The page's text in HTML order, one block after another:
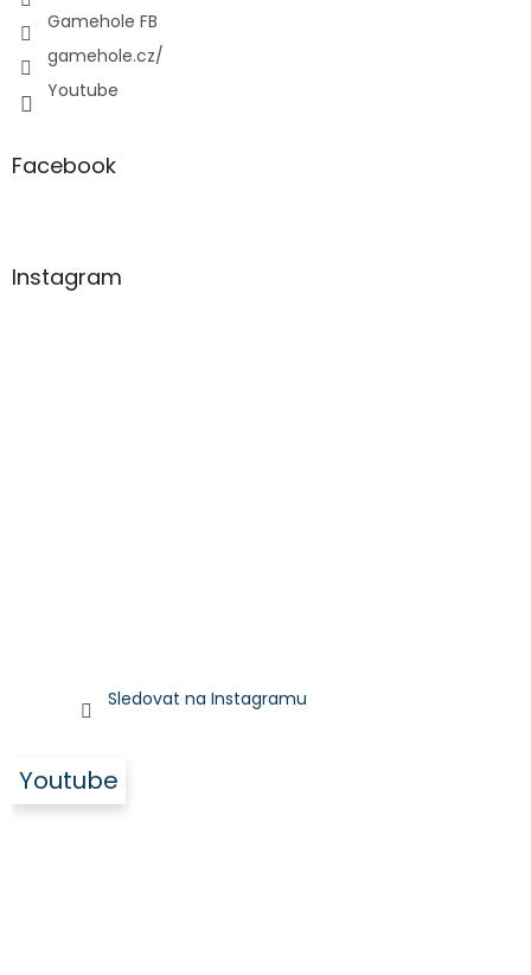
Gamehole FB
gamehole.cz/
Youtube
Facebook
Instagram
Sledovat na Instagramu
Youtube